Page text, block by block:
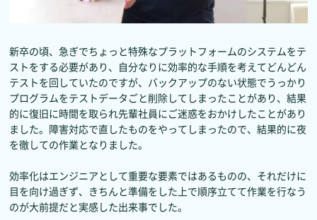
新卒の頃、急ぎでちょっと特殊なプラットフォームのシステムをテ
ストをする必要があり、自分なりに効率的な手順を考えてどんどん
テストを回していたのですが、バックアップのない状態でうっかり
プログラムをテストデータごと削除してしまったことがあり、結果
的に復旧に時間を取られ先輩社員にご迷惑をおかけしたことがあり
ました。障害対応で直したものをやってしまったので、結果的に夜
を徹しての作業となりました。
効率化はエンジニアとして重要な要素ではあるものの、それだけに
目を向け過ぎず、きちんと準備をした上で順序立てて作業を行なう
のが大前提だと実感した出来事でした。